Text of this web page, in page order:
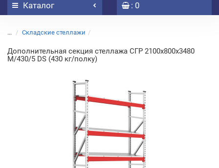
Каталог : 0
... Складские стеллажи
Дополнительная секция стеллажа СГР 2100х800х3480
M/430/5 DS (430 кг/полку)